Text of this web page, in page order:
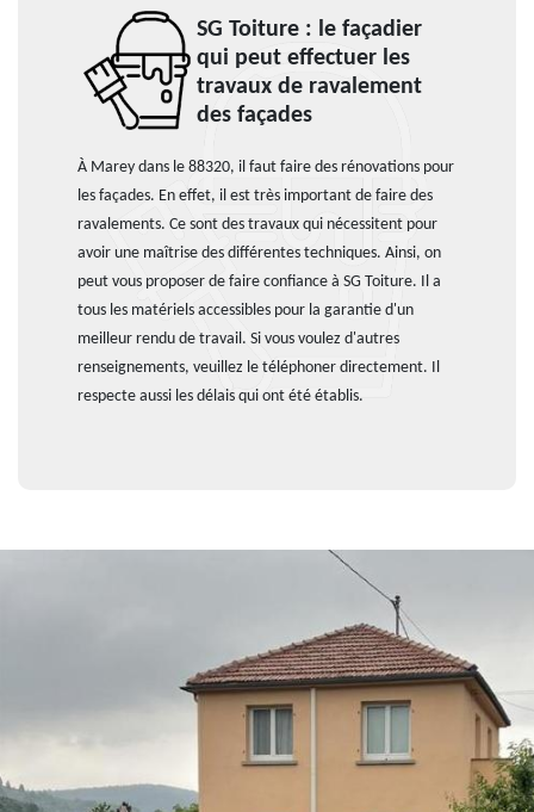
SG Toiture : le façadier
qui peut effectuer les
travaux de ravalement
des façades
À Marey dans le 88320, il faut faire des rénovations pour
les façades. En effet, il est très important de faire des
ravalements. Ce sont des travaux qui nécessitent pour
avoir une maîtrise des différentes techniques. Ainsi, on
peut vous proposer de faire confiance à SG Toiture. Il a
tous les matériels accessibles pour la garantie d'un
meilleur rendu de travail. Si vous voulez d'autres
renseignements, veuillez le téléphoner directement. Il
respecte aussi les délais qui ont été établis.